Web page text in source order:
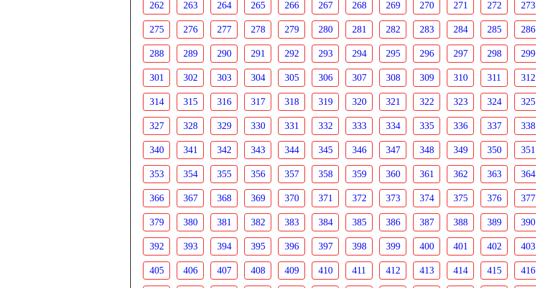
262 263 264 265 266 267 268 269 270 271 272 273
275 276 277 278 279 280 281 282 283 284 285 286
288 289 290 291 292 293 294 295 296 297 298 299
301 302 303 304 305 306 307 308 309 310 311 312
314 315 316 317 318 319 320 321 322 323 324 325
327 328 329 330 331 332 333 334 335 336 337 338
340 341 342 343 344 345 346 347 348 349 350 351
353 354 355 356 357 358 359 360 361 362 363 364
366 367 368 369 370 371 372 373 374 375 376 377
379 380 381 382 383 384 385 386 387 388 389 390
392 393 394 395 396 397 398 399 400 401 402 403
405 406 407 408 409 410 411 412 413 414 415 416